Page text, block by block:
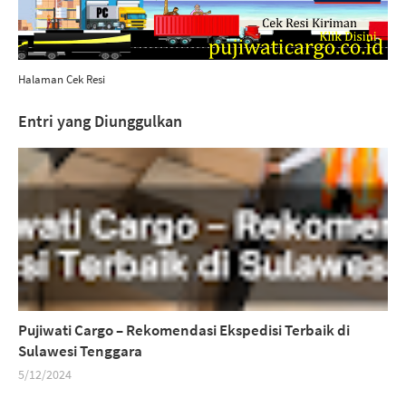
Halaman Cek Resi
Entri yang Diunggulkan
Pujiwati Cargo – Rekomendasi Ekspedisi Terbaik di
Sulawesi Tenggara
5/12/2024